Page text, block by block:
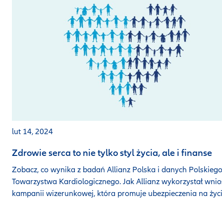
lut 14, 2024
Zdrowie serca to nie tylko styl życia, ale i finanse
Zobacz, co wynika z badań Allianz Polska i danych Polskiego
Towarzystwa Kardiologicznego. Jak Allianz wykorzystał
kampanii wizerunkowej, która promuje ubezpieczenia na